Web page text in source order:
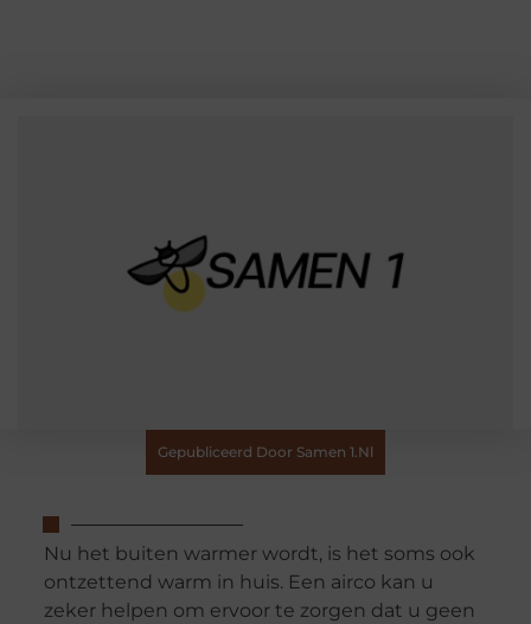
Gepubliceerd Door Samen 1.nl
Nu het buiten warmer wordt, is het soms ook
ontzettend warm in huis. Een airco kan u
zeker helpen om ervoor te zorgen dat u geen